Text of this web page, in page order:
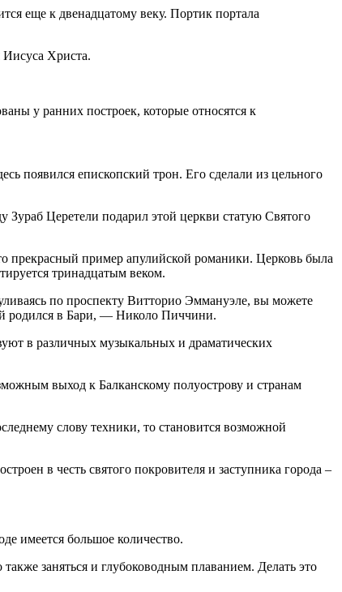
еще к двенадцатому веку. Портик портала
Иисуса Христа.
у ранних построек, которые относятся к
появился епископский трон. Его сделали из цельного
Зураб Церетели подарил этой церкви статую Святого
прекрасный пример апулийской романики. Церковь была
тринадцатым веком.
по проспекту Витторио Эммануэле, вы можете
родился в Бари, — Николо Пиччини.
в различных музыкальных и драматических
выход к Балканскому полуострову и странам
слову техники, то становится возможной
в честь святого покровителя и заступника города –
имеется большое количество.
заняться и глубоководным плаванием. Делать это